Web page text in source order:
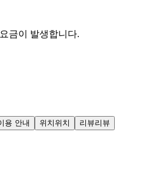
금이 발생합니다.
용 안내 위치 위치 리뷰리뷰